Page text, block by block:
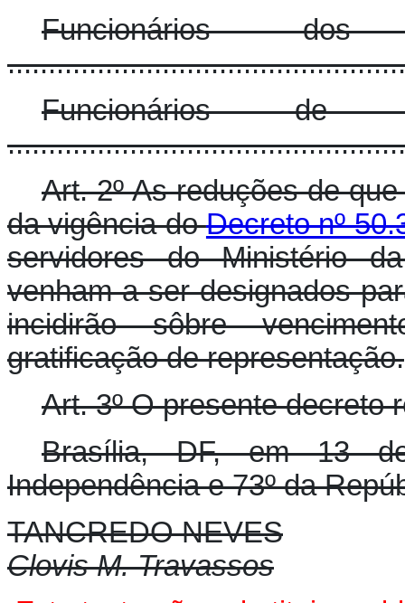
Funcionários
Funcionários
Art. 2º As reduções de
da vigência doDecreto nº
servidores do Ministério
venham a ser designados
incidirão sôbre
gratificação de representação.
Art. 3º O presente decreto
Brasília, DF, em 13
Independência e 73º da
TANCREDO NEVES
Clovis M. Travassos